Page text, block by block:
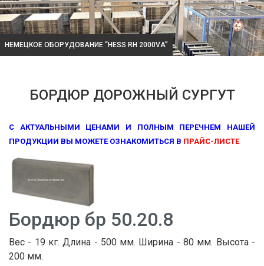
НЕМЕЦКОЕ ОБОРУДОВАНИЕ “HESS RH 2000VA”
БОРДЮР ДОРОЖНЫЙ СУРГУТ
С АКТУАЛЬНЫМИ ЦЕНАМИ И ПОЛНЫМ ПЕРЕЧНЕМ НАШЕЙ
ПРОДУКЦИИ ВЫ МОЖЕТЕ ОЗНАКОМИТЬСЯ В ПРАЙС-ЛИСТЕ
Бордюр бр 50.20.8
Вес - 19 кг. Длина - 500 мм. Ширина - 80 мм. Высота -
200 мм.